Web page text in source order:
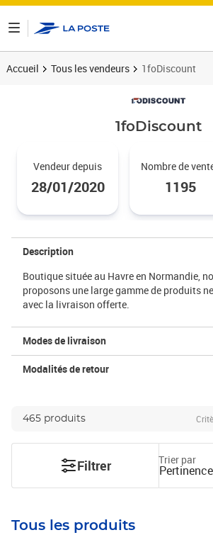
Accueil Tous les vendeurs 1foDiscount
1foDiscount
Vendeur depuis
28/01/2020
Nombre de
1195
Description
Boutique située au Havre en Normandie,
proposons une large gamme de produits
avec la livraison offerte.
Modes de livraison
Modalités de retour
465 produits
Filtrer Trier par
Pertinence
Tous les produits